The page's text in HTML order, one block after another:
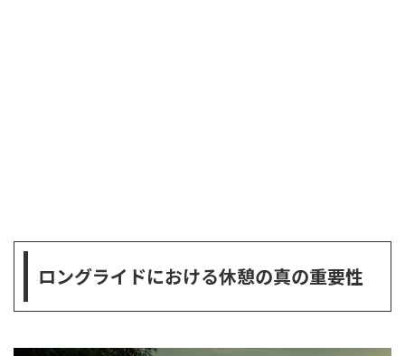
ロングライドにおける休憩の真の重要性